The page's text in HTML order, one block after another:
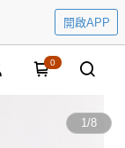
開啟APP
0
1/8